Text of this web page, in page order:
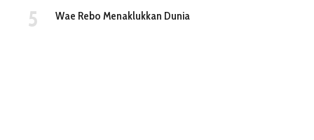
Wae Rebo Menaklukkan Dunia